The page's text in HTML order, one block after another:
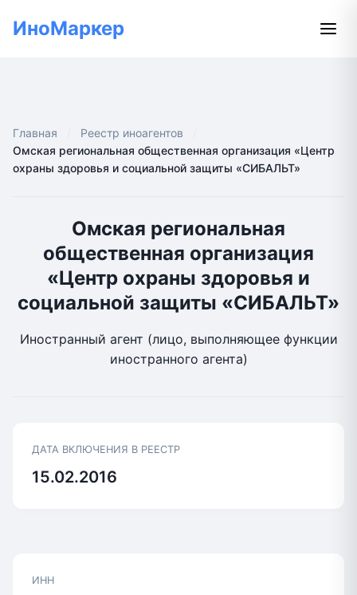
ИноМаркер
Главная
Реестр иноагентов
Омская региональная общественная организация «Центр
охраны здоровья и социальной защиты «СИБАЛЬТ»
Омская региональная
общественная организация
«Центр охраны здоровья и
социальной защиты «СИБАЛЬТ»
Иностранный агент (лицо, выполняющее функции
иностранного агента)
ДАТА ВКЛЮЧЕНИЯ В РЕЕСТР
15.02.2016
ИНН